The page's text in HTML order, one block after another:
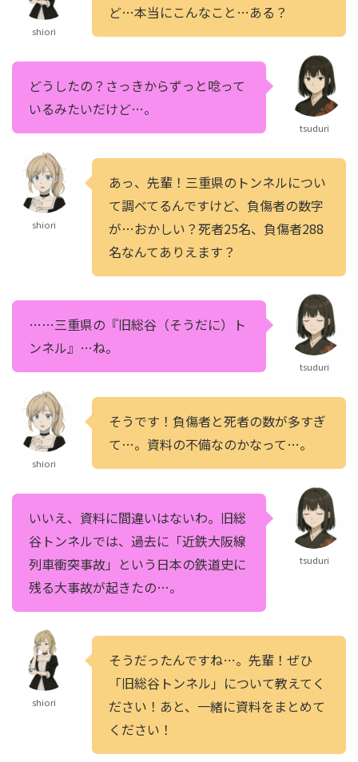
shiori
ど…本当にこんなこと…ある？
どうしたの？さっきからずっと唸って
いるみたいだけど…。
tsuduri
shiori
あっ、先輩！三重県のトンネルについ
て調べてるんですけど、負傷者の数字
が…おかしい？死者25名、負傷者288
名なんてありえます？
……三重県の『旧総谷（そうだに）ト
ンネル』…ね。
tsuduri
shiori
そうです！負傷者と死者の数が多すぎ
て…。資料の不備なのかなって…。
いいえ、資料に間違いはないわ。旧総
谷トンネルでは、過去に「近鉄大阪線
列車衝突事故」という日本の鉄道史に
残る大事故が起きたの…。
tsuduri
shiori
そうだったんですね…。先輩！ぜひ
「旧総谷トンネル」について教えてく
ださい！あと、一緒に資料をまとめて
ください！